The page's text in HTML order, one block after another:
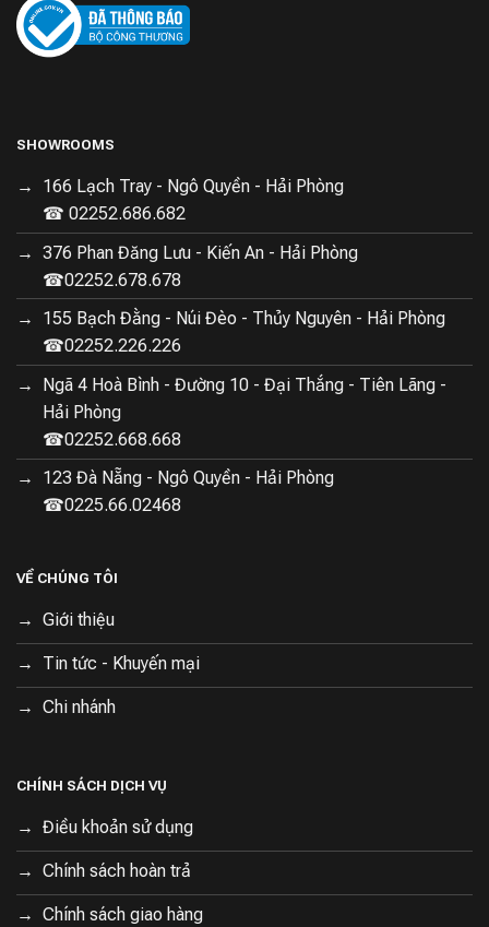
SHOWROOMS
166 Lạch Tray - Ngô Quyền - Hải Phòng
☎ 02252.686.682
376 Phan Đăng Lưu - Kiến An - Hải Phòng
☎02252.678.678
155 Bạch Đằng - Núi Đèo - Thủy Nguyên - Hải Phòng
☎02252.226.226
Ngã 4 Hoà Bình - Đường 10 - Đại Thắng - Tiên Lãng -
Hải Phòng
☎02252.668.668
123 Đà Nẵng - Ngô Quyền - Hải Phòng
☎0225.66.02468
VỀ CHÚNG TÔI
Giới thiệu
Tin tức - Khuyến mại
Chi nhánh
CHÍNH SÁCH DỊCH VỤ
Điều khoản sử dụng
Chính sách hoàn trả
Chính sách giao hàng